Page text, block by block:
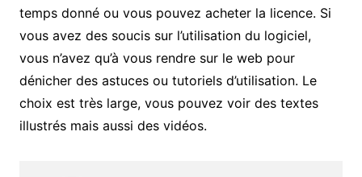
temps donné ou vous pouvez acheter la licence. Si
vous avez des soucis sur l’utilisation du logiciel,
vous n’avez qu’à vous rendre sur le web pour
dénicher des astuces ou tutoriels d’utilisation. Le
choix est très large, vous pouvez voir des textes
illustrés mais aussi des vidéos.